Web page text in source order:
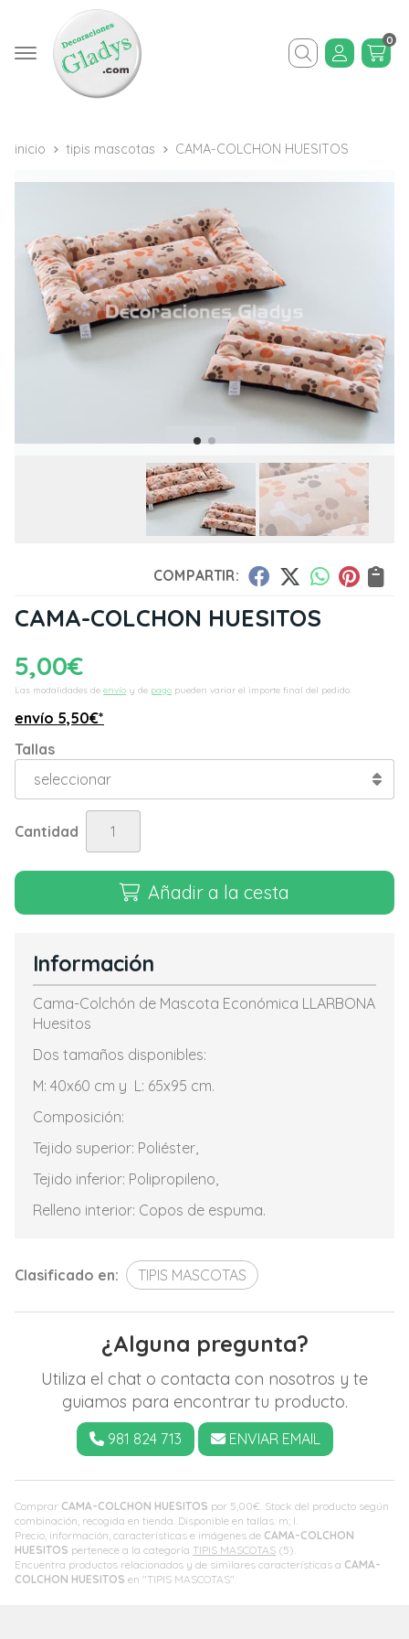
Buscar
0
inicio tipis mascotas CAMA-COLCHON HUESITOS
COMPARTIR:
CAMA-COLCHON HUESITOS
5,00€
Las modalidades de envío y de pago pueden variar el importe final del pedido.
envío 5,50€*
Tallas
Cantidad
Añadir a la cesta
Comprar CAMA-COLCHON HUESITOS por 5,00€ . Stock del producto según
combinación, recogida en tienda. Disponible en tallas: m; l.
Precio, información, características e imágenes de CAMA-COLCHON
HUESITOS pertenece a la categoría TIPIS MASCOTAS (5).
Encuentra productos relacionados y de similares características a CAMA-
COLCHON HUESITOS en "TIPIS MASCOTAS".
Información
Cama-Colchón de Mascota Económica LLARBONA
Huesitos
Dos tamaños disponibles:
M: 40x60 cm y L: 65x95 cm.
Composición:
Tejido superior: Poliéster,
Tejido inferior: Polipropileno,
Relleno interior: Copos de espuma.
Clasificado en: TIPIS MASCOTAS
¿Alguna pregunta?
Utiliza el chat o contacta con nosotros y te
guiamos para encontrar tu producto.
981 824 713 ENVIAR EMAIL